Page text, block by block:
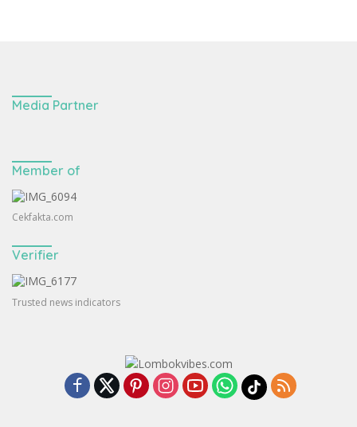
Media Partner
Member of
Cekfakta.com
Verifier
Trusted news indicators